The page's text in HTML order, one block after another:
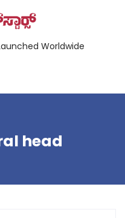
Worldwide
head